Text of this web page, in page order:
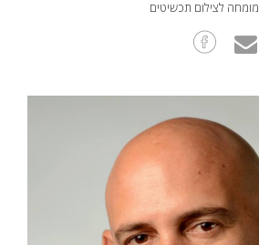
מומחה לצילום תכשיטים